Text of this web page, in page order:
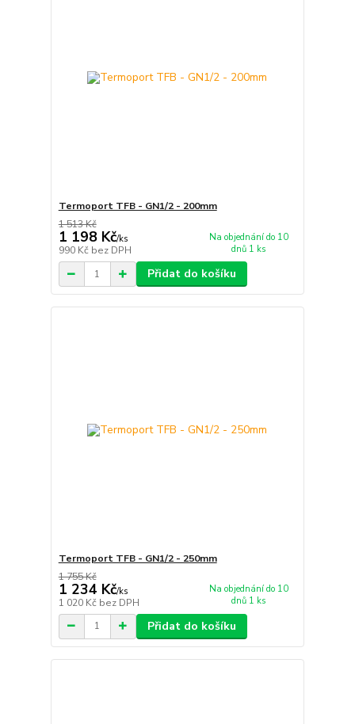
Termoport TFB - GN1/2 - 200mm
1 513 Kč
1 198 Kč/ks
990 Kč bez DPH
Na objednání do 10
dnů 1 ks
Přidat do košíku
Termoport TFB - GN1/2 - 250mm
1 755 Kč
1 234 Kč/ks
1 020 Kč bez DPH
Na objednání do 10
dnů 1 ks
Přidat do košíku